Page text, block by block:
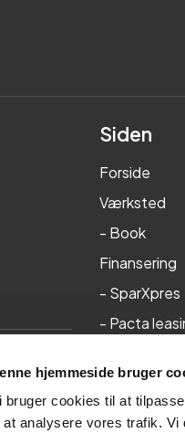
hjemmeside bruger
bruger cookies til at
at analysere vores trafik. Vi
Siden
Forside
Værksted
- Book
Finansering
- SparXpres
- Pacta
Kontakt